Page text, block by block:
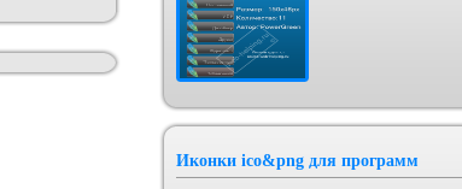
Иконки ico&png для программ